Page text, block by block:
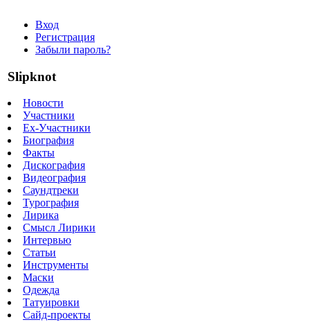
Вход
Регистрация
Забыли пароль?
Slipknot
Новости
Участники
Ex-Участники
Биография
Факты
Дискография
Видеография
Саундтреки
Турография
Лирика
Смысл Лирики
Интервью
Статьи
Инструменты
Маски
Одежда
Татуировки
Сайд-проекты